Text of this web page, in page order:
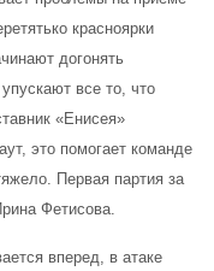
красноярки
догонять
все то, что
«Енисея»
это помогает команде
Первая партия за
Фетисова.
вперед, в атаке